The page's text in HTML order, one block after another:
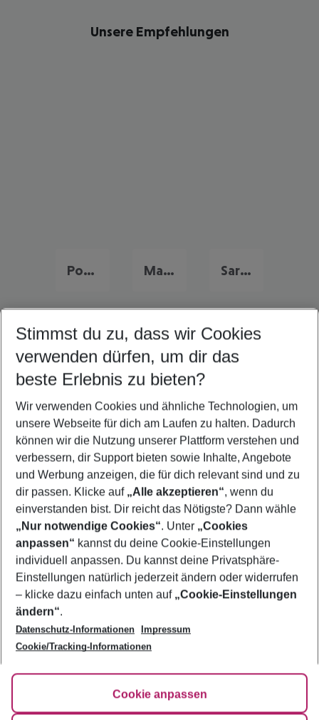
Unsere Empfehlungen
Portugal Urlaub Malta Urlaub Sardinien Urlaub
Quicklinks
Familienurlaub Islantilla
Flug & Hotel Islantilla
Frübucher Angebote Islantilla für 2026
Last Minute Islantilla
Urlaub Islantilla
Footer
Footer navigation
Über uns
AGB
Bestpreisgarantie
Cookie-Einstellungen ändern
Cookie-Richtlinie
Agenturbetreuung
Barrierefreies Reisen
HanseMerkur Reiseversicherung
Hilfe & Kontakt
Folge uns
Stimmst du zu, dass wir Cookies
verwenden dürfen, um dir das
beste Erlebnis zu bieten?
Wir verwenden Cookies und ähnliche Technologien, um
unsere Webseite für dich am Laufen zu halten. Dadurch
können wir die Nutzung unserer Plattform verstehen und
verbessern, dir Support bieten sowie Inhalte, Angebote
und Werbung anzeigen, die für dich relevant sind und zu
dir passen. Klicke auf „Alle akzeptieren“, wenn du
einverstanden bist. Dir reicht das Nötigste? Dann wähle
„Nur notwendige Cookies“. Unter „Cookies
anpassen“ kannst du deine Cookie-Einstellungen
individuell anpassen. Du kannst deine Privatsphäre-
Einstellungen natürlich jederzeit ändern oder widerrufen
– klicke dazu einfach unten auf „Cookie-Einstellungen
ändern“.
Datenschutz-Informationen
Impressum
Cookie/Tracking-Informationen
Cookie anpassen